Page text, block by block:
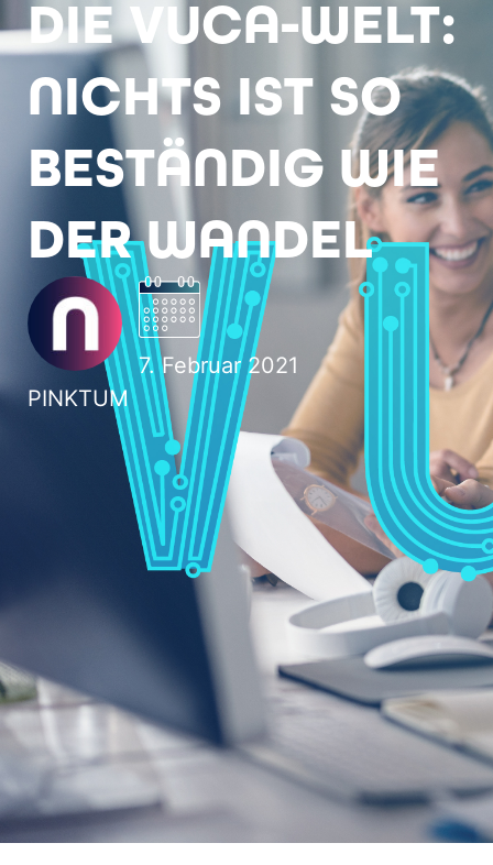
DIE VUCA-WELT:
NICHTS IST SO
BESTÄNDIG WIE
DER WANDEL
PINKTUM
7. Februar 2021